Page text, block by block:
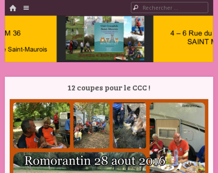
HOME Rechercher
Club
Cynophile
Maurois –
Club
Canin
Indre 36
12 coupes pour le CCC !